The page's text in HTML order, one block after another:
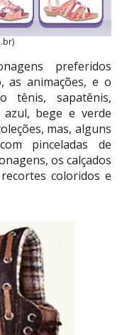
preferidos
as animações, e o
tênis, sapatênis,
bege e verde
mas, alguns
pinceladas de
os calçados
coloridos e